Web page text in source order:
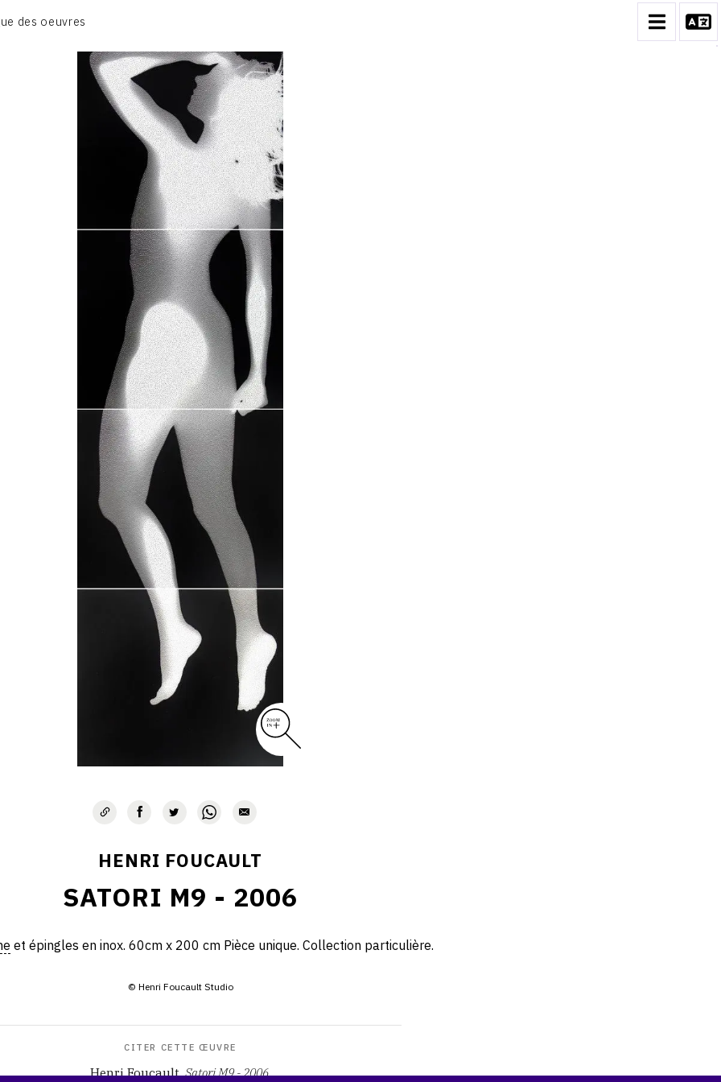
des oeuvres
04_DESSINS
05_MONOTYPE
06_ARCHIVES
CONTACT
HENRI FOUCAULT
SATORI M9 - 2006
et épingles en inox. 60cm x 200 cm Pièce unique. Collection particulière.
© Henri Foucault Studio
CITER CETTE ŒUVRE
Henri Foucault,Satori M9 - 2006.